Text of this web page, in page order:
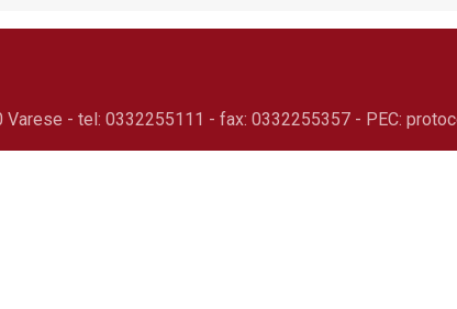
- tel: 0332255111 - fax: 0332255357 - PEC: